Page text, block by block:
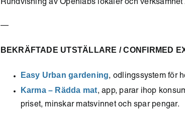
Rundvisning av Openlabs lokaler och
—
BEKRÄFTADE UTSTÄLLARE / CONFIRMED
Easy Urban gardening, odlingssystem för
Karma – Rädda mat, app, parar ihop
priset, minskar matsvinnet och spar pengar.